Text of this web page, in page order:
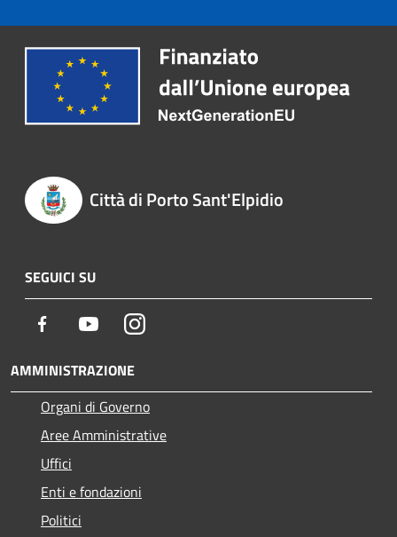
Città di Porto Sant'Elpidio
SEGUICI SU
Facebook YoutubeInstagram
AMMINISTRAZIONE
Organi di Governo
Aree Amministrative
Uffici
Enti e fondazioni
Politici